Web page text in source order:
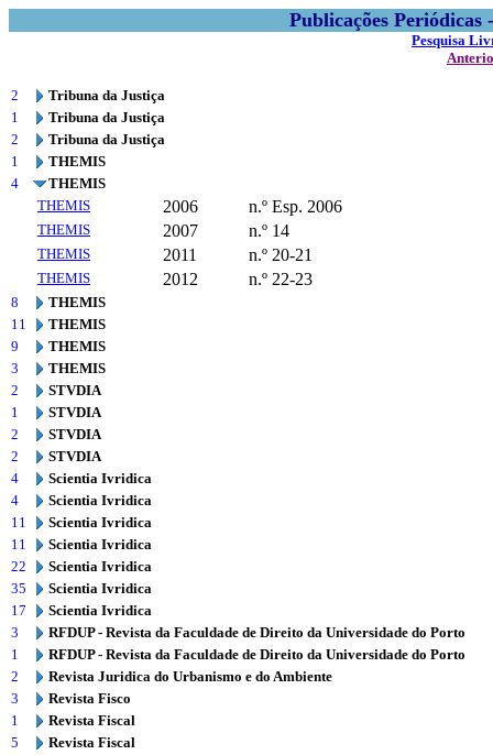
Publicações
Pesquisa
2
Tribuna da Justiça
1
Tribuna da Justiça
2
Tribuna da Justiça
1
THEMIS
4
THEMIS
THEMIS
2006 n.º Esp. 2006
THEMIS 2007 n.º 14
THEMIS 2011 n.º 20-21
THEMIS 2012 n.º 22-23
8
THEMIS
11
THEMIS
9
THEMIS
3
THEMIS
2
STVDIA
1
STVDIA
2
STVDIA
2
STVDIA
4
Scientia Ivridica
4
Scientia Ivridica
11
Scientia Ivridica
11
Scientia Ivridica
22
Scientia Ivridica
35
Scientia Ivridica
17
Scientia Ivridica
3
RFDUP - Revista da Faculdade de Direito da Universidade do Porto
1
RFDUP - Revista da Faculdade de Direito da Universidade do Porto
2
Revista Juridica do Urbanismo e do Ambiente
3
Revista Fisco
1
Revista Fiscal
5
Revista Fiscal